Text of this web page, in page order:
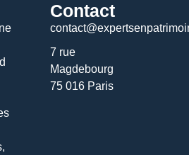
Contact
7 rue
Magdebourg
75 016 Paris